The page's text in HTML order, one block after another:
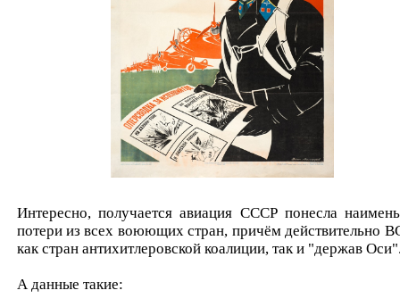
Интересно, получается авиация СССР понесла
потери из всех воюющих стран, причём действительно
как стран антихитлеровской коалиции, так и "держав
А данные такие: